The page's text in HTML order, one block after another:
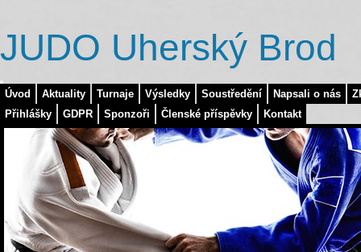
Úvod Aktuality Turnaje Výsledky Soustředění Napsali o nás
Přihlášky
GDPR Sponzoři Členské příspěvky Kontakt
JUDO Uherský Brod